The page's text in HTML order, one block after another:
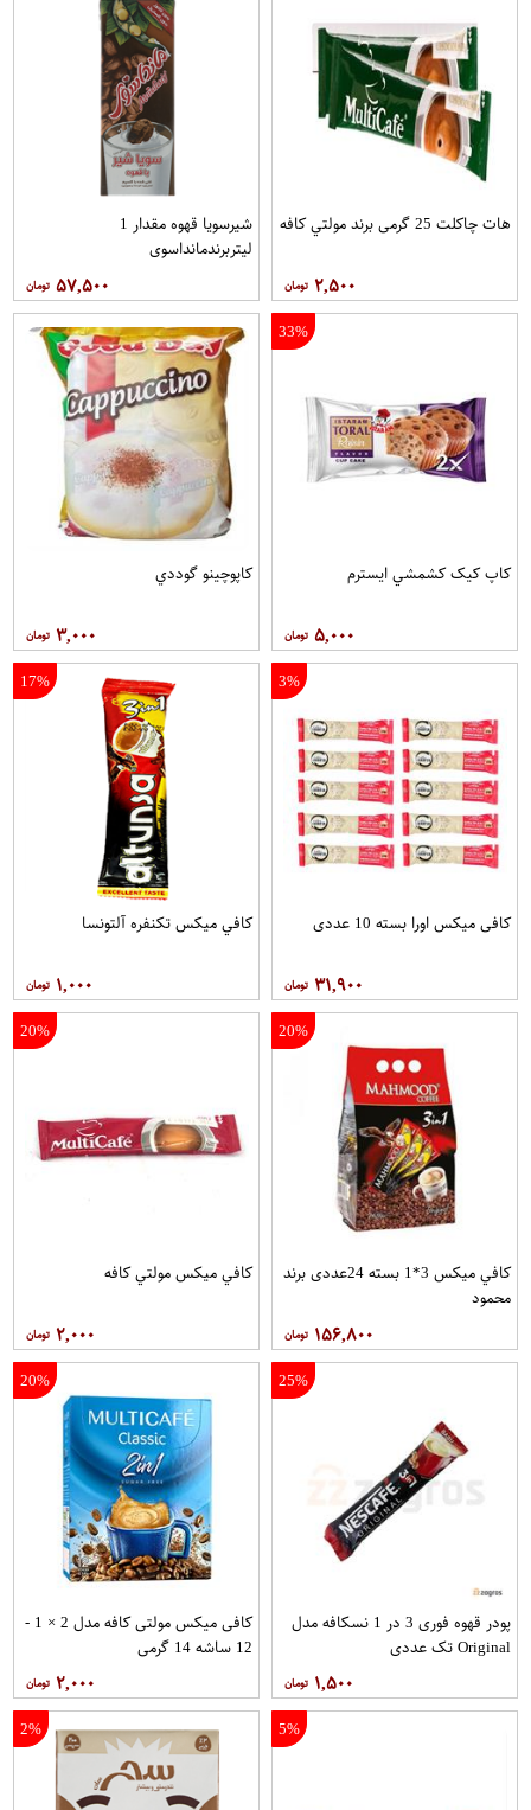
هات چاکلت 25 گرمی برند مولتي کافه
۲,۵۰۰
شیرسویا قهوه مقدار 1
لیتربرندمانداسوی
۵۷,۵۰۰
33%
کاپ کيک کشمشي ايسترم
۵,۰۰۰
کاپوچينو گوددي
۳,۰۰۰
3%
کافی میکس اورا بسته 10 عددی
۳۱,۹۰۰
17%
کافي ميکس تکنفره آلتونسا
۱,۰۰۰
20%
کافي ميکس 3*1 بسته 24عددی برند
محمود
۱۵۶,۸۰۰
20%
کافي ميکس مولتي کافه
۲,۰۰۰
25%
پودر قهوه فوری 3 در 1 نسکافه مدل
Original تک عددی
۱,۵۰۰
20%
کافی میکس مولتی کافه مدل 2 × 1 -
12 ساشه 14 گرمی
۲,۰۰۰
5%
2%